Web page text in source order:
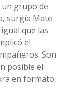
un grupo de
surgía Mate
que las
el
Son
posible el
en formato